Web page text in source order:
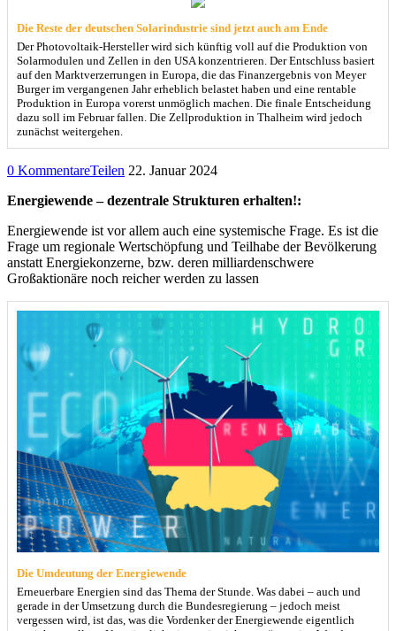
Die Reste der deutschen Solarindustrie sind jetzt auch am Ende
Der Photovoltaik-Hersteller wird sich künftig voll auf die Produktion von
Solarmodulen und Zellen in den USA konzentrieren. Der Entschluss basiert
auf den Marktverzerrungen in Europa, die das Finanzergebnis von Meyer
Burger im vergangenen Jahr erheblich belastet haben und eine rentable
Produktion in Europa vorerst unmöglich machen. Die finale Entscheidung
dazu soll im Februar fallen. Die Zellproduktion in Thalheim wird jedoch
zunächst weitergehen.
0 KommentareTeilen 22. Januar 2024
Energiewende – dezentrale Strukturen erhalten!:
Energiewende ist vor allem auch eine systemische Frage. Es ist die
Frage um regionale Wertschöpfung und Teilhabe der Bevölkerung
anstatt Energiekonzerne, bzw. deren milliardenschwere
Großaktionäre noch reicher werden zu lassen
Die Umdeutung der Energiewende
Erneuerbare Energien sind das Thema der Stunde. Was dabei – auch und
gerade in der Umsetzung durch die Bundesregierung – jedoch meist
vergessen wird, ist das, was die Vordenker der Energiewende eigentlich